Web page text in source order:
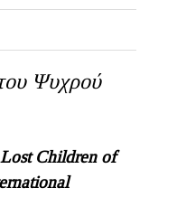
Ψυχρού
Children of